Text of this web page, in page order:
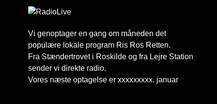
Vi genoptager en gang om måneden det
populære lokale program Ris Ros Retten.
Fra Stændertrovet i Roskilde og fra Lejre Station
sender vi direkte radio.
Vores næste optagelse er xxxxxxxxx. januar